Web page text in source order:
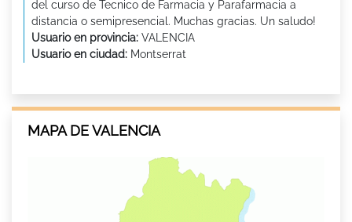
del curso de Tecnico de Farmacia y Parafarmacia a
distancia o semipresencial. Muchas gracias. Un saludo!
Usuario en provincia: VALENCIA
Usuario en ciudad: Montserrat
MAPA DE VALENCIA